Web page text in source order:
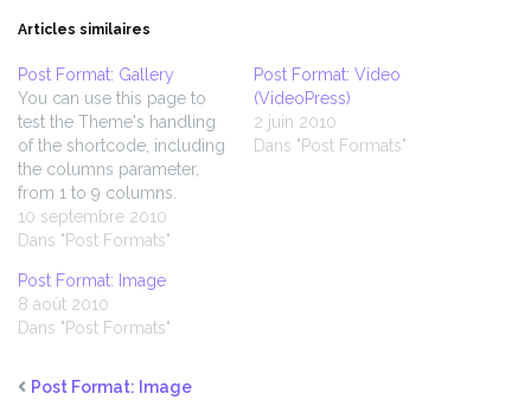
Articles similaires
Post Format: Gallery
You can use this page to
test the Theme's handling
of the shortcode, including
the columns parameter,
from 1 to 9 columns.
Themes are only required
to support the default
page is entirely optional.
One Column Two Columns
Three Columns Four
Six…
10 septembre 2010
Dans "Post Formats"
Post Format: Video
(VideoPress)
2 juin 2010
Dans "Post Formats"
Post Format: Image
8 août 2010
Dans "Post Formats"
Post Format: Image